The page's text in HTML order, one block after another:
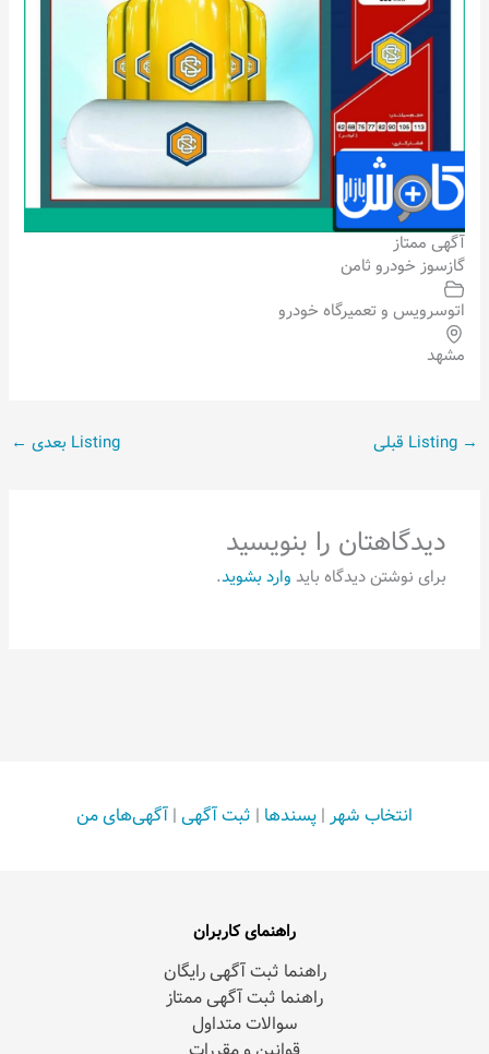
آگهی ممتاز
گازسوز خودرو ثامن
اتوسرویس و تعمیرگاه خودرو
مشهد
→ Listing بعدی ←
دیدگاهتان را بنویسید
برای نوشتن دیدگاه باید وارد بشوید.
انتخاب شهر | پسندها | ثبت آگهی | آگهی‌های من
راهنمای کاربران
راهنما ثبت آگهی رایگان
راهنما ثبت آگهی ممتاز
سوالات متداول